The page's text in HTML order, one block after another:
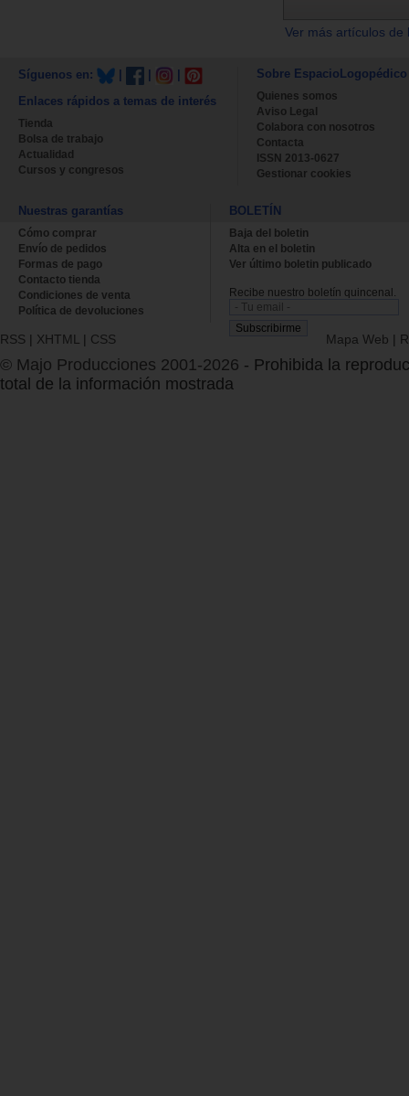
Ver más artículos
Síguenos en:
Enlaces rápidos a temas de interés
Tienda
Bolsa de trabajo
Actualidad
Cursos y congresos
Sobre EspacioLogopédico
Quienes somos
Aviso Legal
Colabora con nosotros
Contacta
ISSN 2013-0627
Gestionar cookies
Nuestras garantías
Cómo comprar
Envío de pedidos
Formas de pago
Contacto tienda
Condiciones de venta
Política de devoluciones
BOLETÍN
Baja del boletin
Alta en el boletin
Ver último boletin publicado
Recibe nuestro boletín quincenal.
RSS | XHTML | CSS Mapa Web |
© Majo Producciones 2001-2026 - Prohibida la
total de la información mostrada